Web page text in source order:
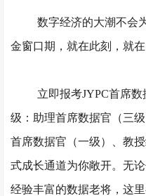
数字经济的大潮不会
金窗口期，就在此刻，就在
立即报考JYPC首席数
级：助理首席数据官 （三级
首席数据官（一级）、教
式成长通道为你敞开。无
经验丰富的数据老将，这